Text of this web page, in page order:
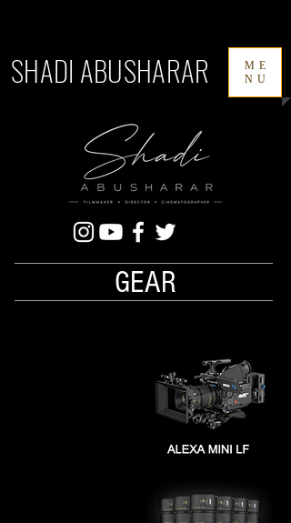
SHADI ABUSHARAR
ME
NU
GEAR